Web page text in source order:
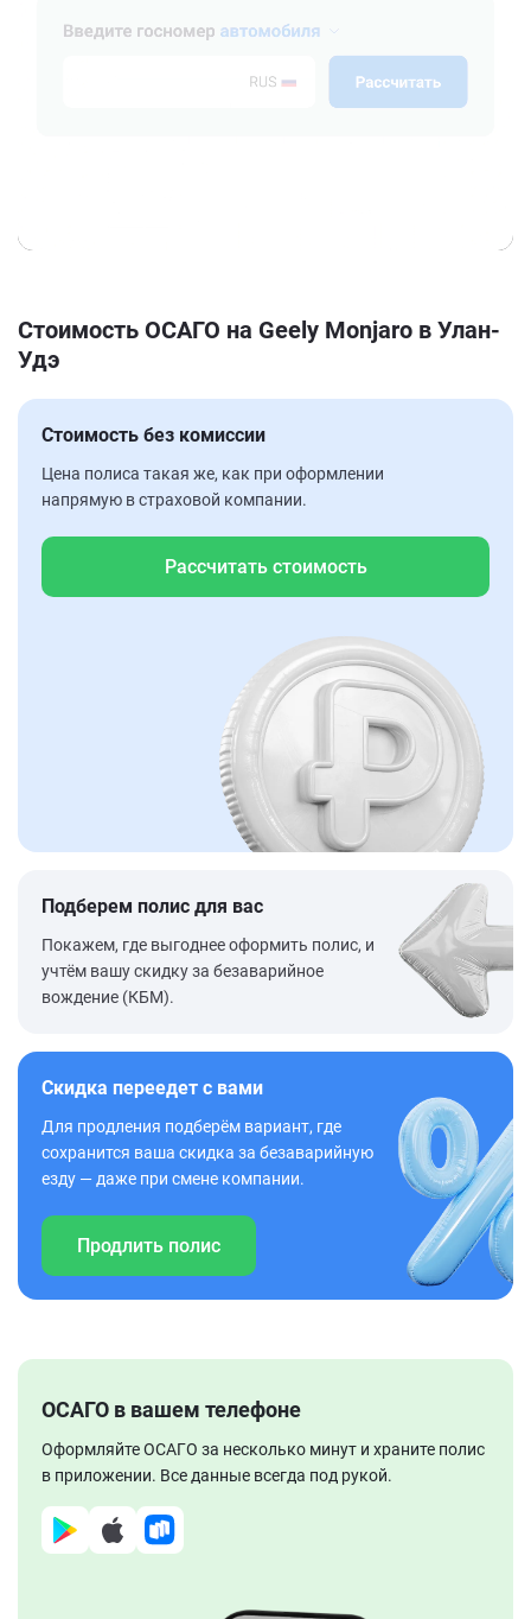
Стоимость ОСАГО на Geely Monjaro в Улан-
Удэ
Стоимость без комиссии
Цена полиса такая же, как при оформлении
напрямую в страховой компании.
Рассчитать стоимость
Подберем полис для вас
Покажем, где выгоднее оформить полис, и
учтём вашу скидку за безаварийное
вождение (КБМ).
Скидка переедет с вами
Для продления подберём вариант, где
сохранится ваша скидка за безаварийную
езду — даже при смене компании.
Продлить полис
ОСАГО в вашем телефоне
Оформляйте ОСАГО за несколько минут и храните полис
в приложении. Все данные всегда под рукой.